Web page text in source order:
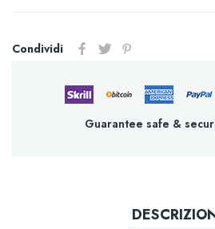
Condividi
Guarantee safe &